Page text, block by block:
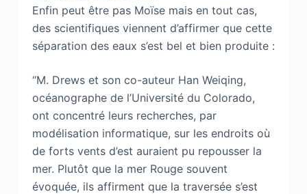
Enfin peut être pas Moïse mais en tout cas,
des scientifiques viennent d’affirmer que cette
séparation des eaux s’est bel et bien produite :
“M. Drews et son co-auteur Han Weiqing,
océanographe de l’Université du Colorado,
ont concentré leurs recherches, par
modélisation informatique, sur les endroits où
de forts vents d’est auraient pu repousser la
mer. Plutôt que la mer Rouge souvent
évoquée, ils affirment que la traversée s’est